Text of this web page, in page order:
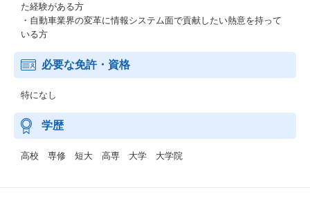
た経験がある方
・自動車業界の変革に情報システム面で貢献したい熱意を持って
いる方
必要な免許・資格
特になし
学歴
高校 専修 短大 高専 大学 大学院